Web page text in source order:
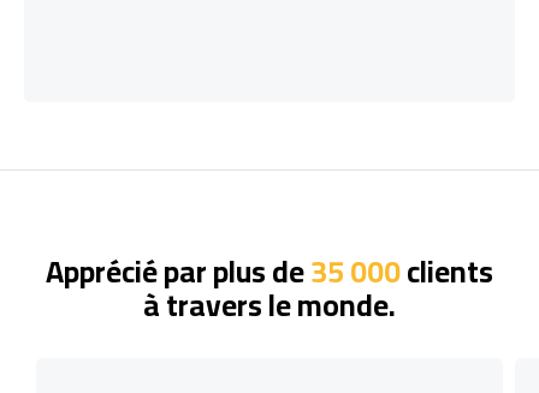
Apprécié par plus de35 000clients
à travers le monde.